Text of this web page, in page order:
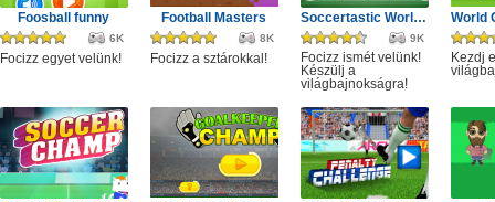
Foosball funny
6K
Focizz egyet velünk!
Football Masters
8K
Focizz a sztárokkal!
Soccertastic World Cup 18
9K
Focizz ismét velünk!
Készülj a
világbajnokságra!
Kezdj